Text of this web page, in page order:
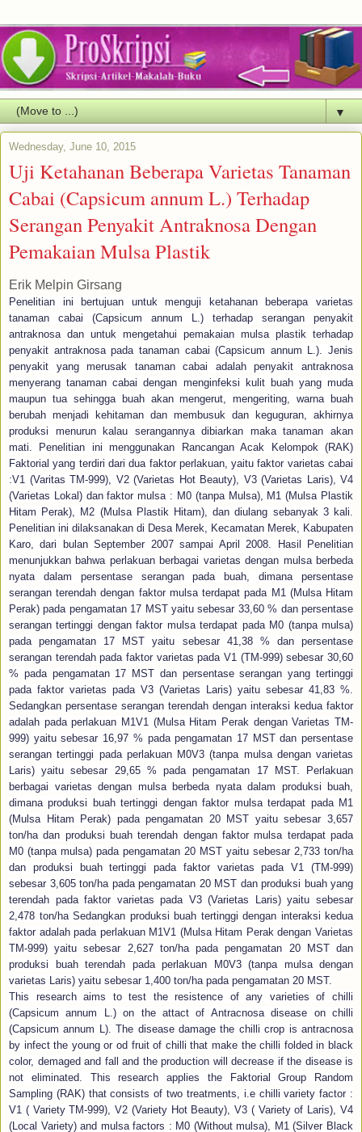
▼
Wednesday, June 10, 2015
Uji Ketahanan Beberapa Varietas Tanaman
Cabai (Capsicum annum L.) Terhadap
Serangan Penyakit Antraknosa Dengan
Pemakaian Mulsa Plastik
Erik Melpin Girsang
Penelitian ini bertujuan untuk menguji ketahanan beberapa varietas
tanaman cabai (Capsicum annum L.) terhadap serangan penyakit
antraknosa dan untuk mengetahui pemakaian mulsa plastik terhadap
penyakit antraknosa pada tanaman cabai (Capsicum annum L.). Jenis
penyakit yang merusak tanaman cabai adalah penyakit antraknosa
menyerang tanaman cabai dengan menginfeksi kulit buah yang muda
maupun tua sehingga buah akan mengerut, mengeriting, warna buah
berubah menjadi kehitaman dan membusuk dan keguguran, akhirnya
produksi menurun kalau serangannya dibiarkan maka tanaman akan
mati. Penelitian ini menggunakan Rancangan Acak Kelompok (RAK)
Faktorial yang terdiri dari dua faktor perlakuan, yaitu faktor varietas cabai
:V1 (Varitas TM-999), V2 (Varietas Hot Beauty), V3 (Varietas Laris), V4
(Varietas Lokal) dan faktor mulsa : M0 (tanpa Mulsa), M1 (Mulsa Plastik
Hitam Perak), M2 (Mulsa Plastik Hitam), dan diulang sebanyak 3 kali.
Penelitian ini dilaksanakan di Desa Merek, Kecamatan Merek, Kabupaten
Karo, dari bulan September 2007 sampai April 2008. Hasil Penelitian
menunjukkan bahwa perlakuan berbagai varietas dengan mulsa berbeda
nyata dalam persentase serangan pada buah, dimana persentase
serangan terendah dengan faktor mulsa terdapat pada M1 (Mulsa Hitam
Perak) pada pengamatan 17 MST yaitu sebesar 33,60 % dan persentase
serangan tertinggi dengan faktor mulsa terdapat pada M0 (tanpa mulsa)
pada pengamatan 17 MST yaitu sebesar 41,38 % dan persentase
serangan terendah pada faktor varietas pada V1 (TM-999) sebesar 30,60
% pada pengamatan 17 MST dan persentase serangan yang tertinggi
pada faktor varietas pada V3 (Varietas Laris) yaitu sebesar 41,83 %.
Sedangkan persentase serangan terendah dengan interaksi kedua faktor
adalah pada perlakuan M1V1 (Mulsa Hitam Perak dengan Varietas TM-
999) yaitu sebesar 16,97 % pada pengamatan 17 MST dan persentase
serangan tertinggi pada perlakuan M0V3 (tanpa mulsa dengan varietas
Laris) yaitu sebesar 29,65 % pada pengamatan 17 MST. Perlakuan
berbagai varietas dengan mulsa berbeda nyata dalam produksi buah,
dimana produksi buah tertinggi dengan faktor mulsa terdapat pada M1
(Mulsa Hitam Perak) pada pengamatan 20 MST yaitu sebesar 3,657
ton/ha dan produksi buah terendah dengan faktor mulsa terdapat pada
M0 (tanpa mulsa) pada pengamatan 20 MST yaitu sebesar 2,733 ton/ha
dan produksi buah tertinggi pada faktor varietas pada V1 (TM-999)
sebesar 3,605 ton/ha pada pengamatan 20 MST dan produksi buah yang
terendah pada faktor varietas pada V3 (Varietas Laris) yaitu sebesar
2,478 ton/ha Sedangkan produksi buah tertinggi dengan interaksi kedua
faktor adalah pada perlakuan M1V1 (Mulsa Hitam Perak dengan Varietas
TM-999) yaitu sebesar 2,627 ton/ha pada pengamatan 20 MST dan
produksi buah terendah pada perlakuan M0V3 (tanpa mulsa dengan
varietas Laris) yaitu sebesar 1,400 ton/ha pada pengamatan 20 MST.
This research aims to test the resistence of any varieties of chilli
(Capsicum annum L.) on the attact of Antracnosa disease on chilli
(Capsicum annum L). The disease damage the chilli crop is antracnosa
by infect the young or od fruit of chilli that make the chilli folded in black
color, demaged and fall and the production will decrease if the disease is
not eliminated. This research applies the Faktorial Group Random
Sampling (RAK) that consists of two treatments, i.e chilli variety factor :
V1 ( Variety TM-999), V2 (Variety Hot Beauty), V3 ( Variety of Laris), V4
(Local Variety) and mulsa factors : M0 (Without mulsa), M1 (Silver Black